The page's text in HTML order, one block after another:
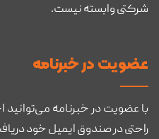
شرکتی وابسته نیست.
عضويت در خبرنامه
با عضویت در خبرنامه می‌توانید
راحتی در صندوق ایمیل خود